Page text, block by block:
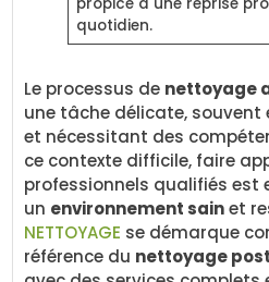
quotidien.
Le processus de nettoyage
une tâche délicate, souvent
et nécessitant des
ce contexte difficile, faire
professionnels qualifiés est
un environnement sainet
NETTOYAGE se démarque
référence du nettoyage